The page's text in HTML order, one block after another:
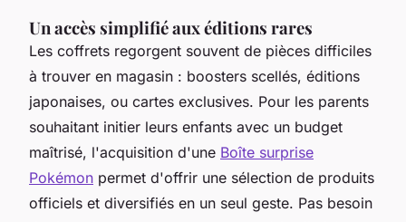
Un accès simplifié aux éditions rares
Les coffrets regorgent souvent de pièces difficiles
à trouver en magasin : boosters scellés, éditions
japonaises, ou cartes exclusives. Pour les parents
souhaitant initier leurs enfants avec un budget
maîtrisé, l'acquisition d'une Boîte surprise
Pokémon permet d'offrir une sélection de produits
officiels et diversifiés en un seul geste. Pas besoin